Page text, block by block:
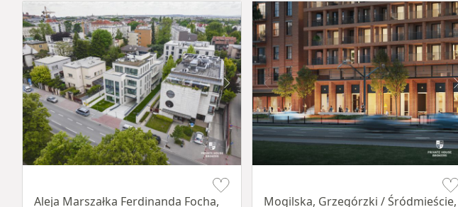
Aleja Marszałka Ferdinanda Focha,
Mogilska, Grzegórzki / Śródmieście,